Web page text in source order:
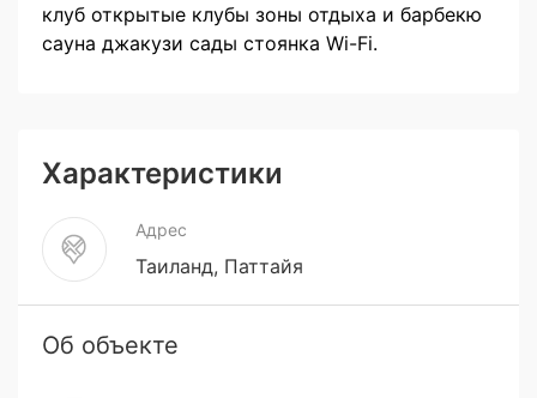
клуб открытые клубы зоны отдыха и барбекю
сауна джакузи сады стоянка Wi-Fi.
Характеристики
Адрес
Таиланд, Паттайя
Об объекте